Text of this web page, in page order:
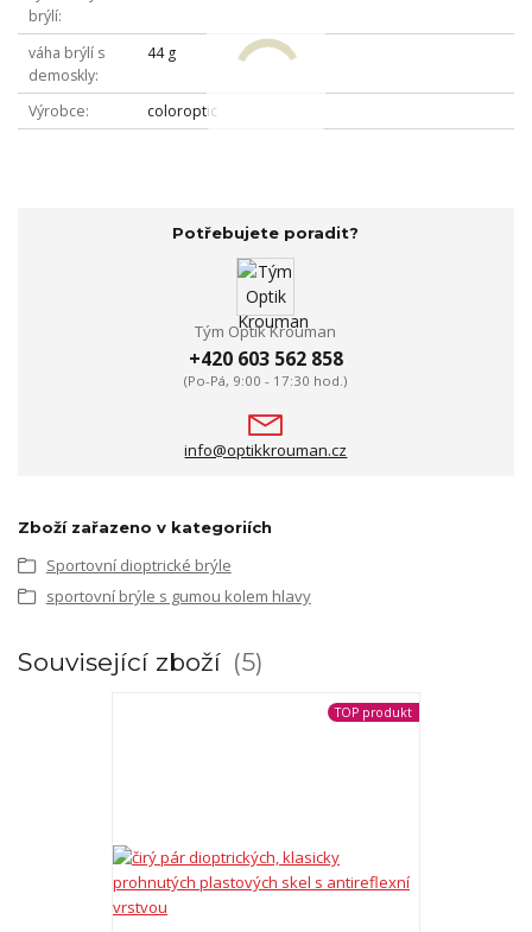
brýlí
váha brýlí s
demoskly
44 g
Výrobce coloroptic
Potřebujete poradit?
Tým Optik Krouman
+420 603 562 858
(Po-Pá, 9:00 - 17:30 hod.)
info@optikkrouman.cz
Zboží zařazeno v kategoriích
Sportovní dioptrické brýle
sportovní brýle s gumou kolem hlavy
Související zboží 5
TOP produkt